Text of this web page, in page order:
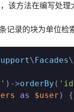
该方法在编写处理
记录的块为单位检
\Facades\
)->orderBy (
as $user ) {